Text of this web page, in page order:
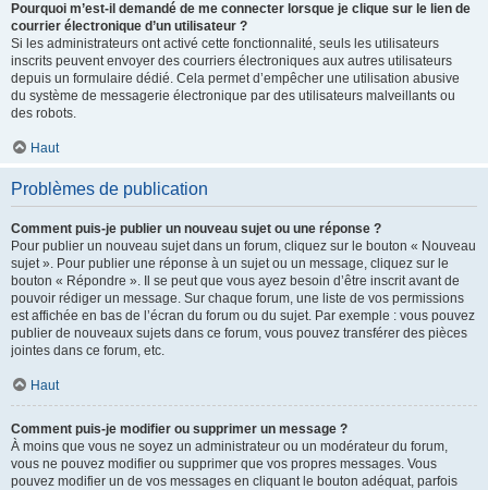
Pourquoi m’est-il demandé de me connecter lorsque je clique sur le lien de
courrier électronique d’un utilisateur ?
Si les administrateurs ont activé cette fonctionnalité, seuls les utilisateurs
inscrits peuvent envoyer des courriers électroniques aux autres utilisateurs
depuis un formulaire dédié. Cela permet d’empêcher une utilisation abusive
du système de messagerie électronique par des utilisateurs malveillants ou
des robots.
Haut
Problèmes de publication
Comment puis-je publier un nouveau sujet ou une réponse ?
Pour publier un nouveau sujet dans un forum, cliquez sur le bouton « Nouveau
sujet ». Pour publier une réponse à un sujet ou un message, cliquez sur le
bouton « Répondre ». Il se peut que vous ayez besoin d’être inscrit avant de
pouvoir rédiger un message. Sur chaque forum, une liste de vos permissions
est affichée en bas de l’écran du forum ou du sujet. Par exemple : vous pouvez
publier de nouveaux sujets dans ce forum, vous pouvez transférer des pièces
jointes dans ce forum, etc.
Haut
Comment puis-je modifier ou supprimer un message ?
À moins que vous ne soyez un administrateur ou un modérateur du forum,
vous ne pouvez modifier ou supprimer que vos propres messages. Vous
pouvez modifier un de vos messages en cliquant le bouton adéquat, parfois